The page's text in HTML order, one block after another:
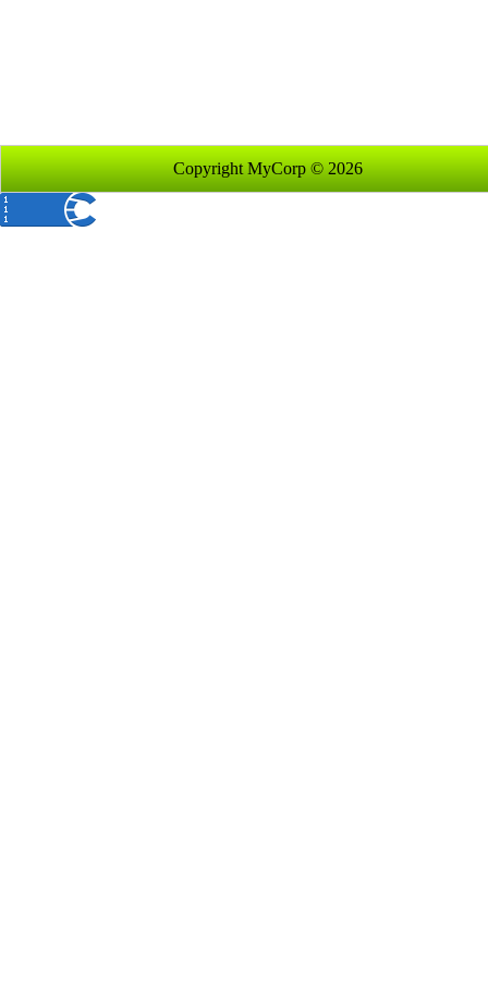
Copyright MyCorp © 2026